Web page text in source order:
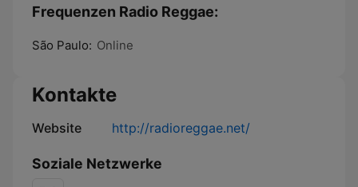
Frequenzen Radio Reggae:
São Paulo: Online
Kontakte
Website http://radioreggae.net/
Soziale Netzwerke